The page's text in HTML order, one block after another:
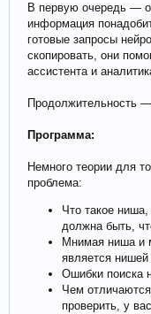
В первую очередь — о
информация
готовые запросы
скопировать, они
ассистента и
Продолжительность
Программа:
Немного теории для
проблема:
Что такое
должна быть,
Мнимая ниша и
является
Ошибки поиска
Чем
проверить, у